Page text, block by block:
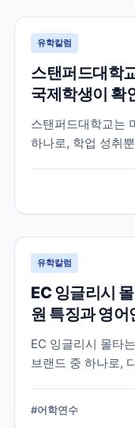
유학칼럼
스탠퍼드대학
국제학생이 확
스탠퍼드대학교는
하나로, 학업 성취
확인이 필요한 정
유학칼럼
EC 잉글리시
원 특징과 영어
EC 잉글리시 몰타
브랜드 중 하나로,
습니다.
#어학연수